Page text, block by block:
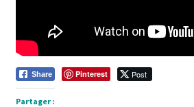
Share Pinterest Post
Partager :